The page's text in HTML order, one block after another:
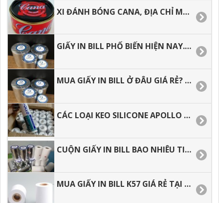
XI ĐÁNH BÓNG CANA, ĐỊA CHỈ MUA Ở ĐÂU GIÁ RẺ.
GIẤY IN BILL PHỔ BIẾN HIỆN NAY. TƯ VẤN MẪU GIẤY PHÙ HỌP
MUA GIẤY IN BILL Ở ĐÂU GIÁ RẺ? GIẤY IN ĐƯỢC SỬ DỤNG NHƯ THẾ NÀO.
CÁC LOẠI KEO SILICONE APOLLO HIỆN NAY, LIÊN HỆ MUA HÀNG SỈ LẺ
CUỘN GIẤY IN BILL BAO NHIÊU TIỀN, ĐỊA CHỈ MUA SỈ LẺ TẠI HCM
MUA GIẤY IN BILL K57 GIÁ RẺ TẠI HCM, GIAO HÀNG NHANH